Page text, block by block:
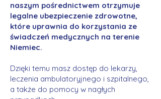
naszym pośrednictwem otrzymuje
legalne ubezpieczenie zdrowotne,
które uprawnia do korzystania ze
świadczeń medycznych na terenie
Niemiec.
Dzięki temu masz dostęp do lekarzy,
leczenia ambulatoryjnego i szpitalnego,
a także do pomocy w nagłych